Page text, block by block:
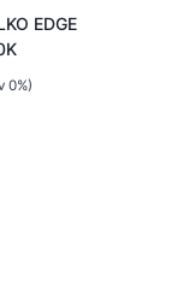
EDGE
0%)